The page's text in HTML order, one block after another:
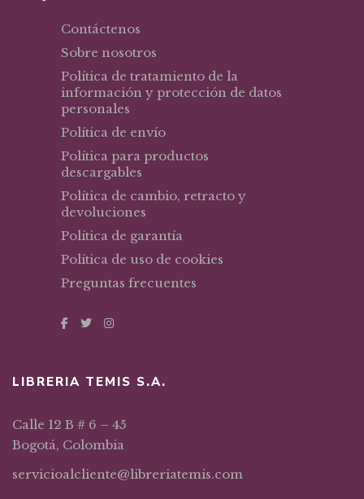
Contáctenos
Sobre nosotros
Política de tratamiento de la
información y protección de datos
personales
Política de envío
Política para productos
descargables
Política de cambio, retracto y
devoluciones
Política de garantía
Política de uso de cookies
Preguntas frecuentes
LIBRERIA TEMIS S.A.
Calle 12 B # 6 – 45
Bogotá, Colombia
servicioalcliente@libreriatemis.com